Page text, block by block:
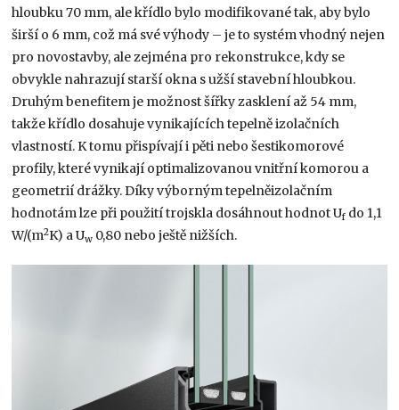
hloubku 70 mm, ale křídlo bylo modifikované tak, aby bylo
širší o 6 mm, což má své výhody – je to systém vhodný nejen
pro novostavby, ale zejména pro rekonstrukce, kdy se
obvykle nahrazují starší okna s užší stavební hloubkou.
Druhým benefitem je možnost šířky zasklení až 54 mm,
takže křídlo dosahuje vynikajících tepelně izolačních
vlastností. K tomu přispívají i pěti nebo šestikomorové
profily, které vynikají optimalizovanou vnitřní komorou a
geometrií drážky. Díky výborným tepelněizolačním
hodnotám lze při použití trojskla dosáhnout hodnot Uf do 1,1
W/(m2K) a Uw 0,80 nebo ještě nižších.